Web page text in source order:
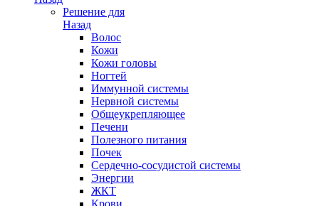
Решение для
Назад
Волос
Кожи
Кожи головы
Ногтей
Иммунной системы
Нервной системы
Общеукрепляющее
Печени
Полезного питания
Почек
Сердечно-сосудистой системы
Энергии
ЖКТ
Крови